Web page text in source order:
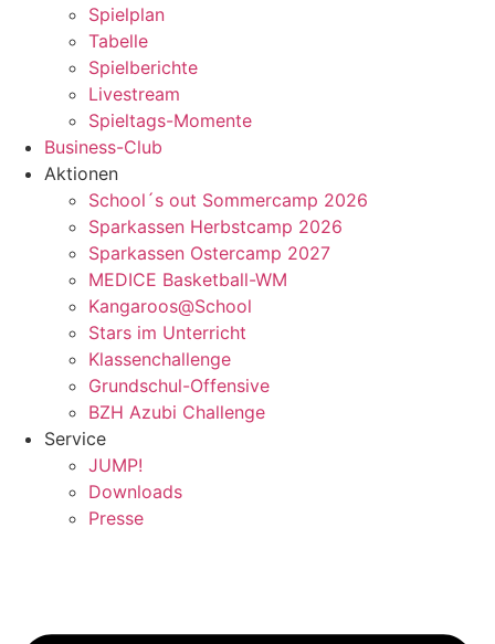
Spielplan
Tabelle
Spielberichte
Livestream
Spieltags-Momente
Business-Club
Aktionen
School´s out Sommercamp 2026
Sparkassen Herbstcamp 2026
Sparkassen Ostercamp 2027
MEDICE Basketball-WM
Kangaroos@School
Stars im Unterricht
Klassenchallenge
Grundschul-Offensive
BZH Azubi Challenge
Service
JUMP!
Downloads
Presse